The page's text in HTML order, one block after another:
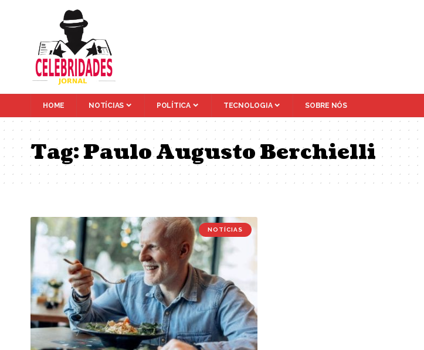
HOME NOTÍCIAS POLÍTICA TECNOLOGIA SOBRE NÓS
Tag:Paulo Augusto Berchielli
NOTÍCIAS